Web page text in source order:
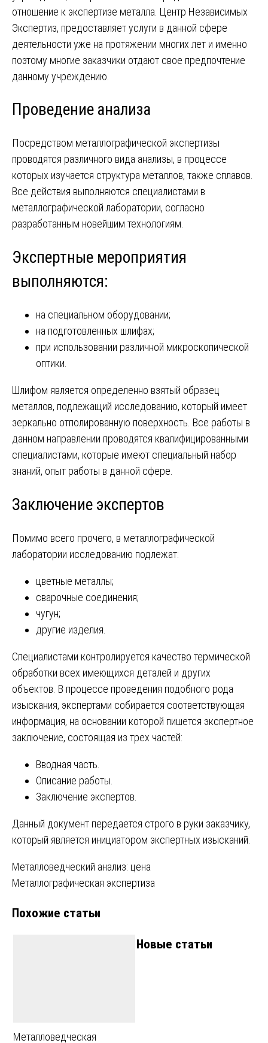
отношение к экспертизе металла. Центр Независимых
Экспертиз, предоставляет услуги в данной сфере
деятельности уже на протяжении многих лет и именно
поэтому многие заказчики отдают свое предпочтение
данному учреждению.
Проведение анализа
Посредством металлографической экспертизы
проводятся различного вида анализы, в процессе
которых изучается структура металлов, также сплавов.
Все действия выполняются специалистами в
металлографической лаборатории, согласно
разработанным новейшим технологиям.
Экспертные мероприятия
выполняются:
на специальном оборудовании;
на подготовленных шлифах;
при использовании различной микроскопической
оптики.
Шлифом является определенно взятый образец
металлов, подлежащий исследованию, который имеет
зеркально отполированную поверхность. Все работы в
данном направлении проводятся квалифицированными
специалистами, которые имеют специальный набор
знаний, опыт работы в данной сфере.
Заключение экспертов
Помимо всего прочего, в металлографической
лаборатории исследованию подлежат:
цветные металлы;
сварочные соединения;
чугун;
другие изделия.
Специалистами контролируется качество термической
обработки всех имеющихся деталей и других
объектов. В процессе проведения подобного рода
изыскания, экспертами собирается соответствующая
информация, на основании которой пишется экспертное
заключение, состоящая из трех частей:
Вводная часть.
Описание работы.
Заключение экспертов.
Данный документ передается строго в руки заказчику,
который является инициатором экспертных изысканий.
Навигация
записям
Металловедческий анализ: цена
Металлографическая экспертиза
Похожие статьи
Металловедческая
Новые статьи